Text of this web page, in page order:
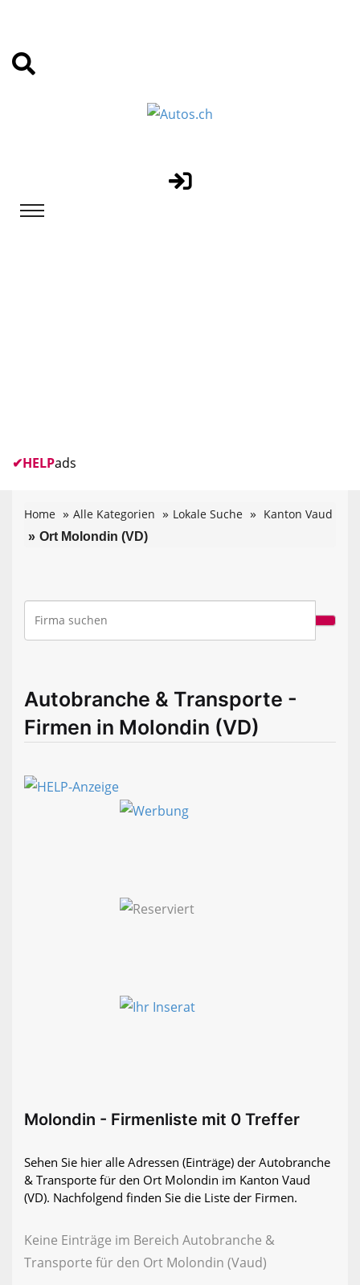
✔HELPads
Home Alle Kategorien Lokale Suche Kanton Vaud
Ort Molondin (VD)
Autobranche & Transporte -
Firmen in Molondin (VD)
Molondin - Firmenliste mit 0 Treffer
Sehen Sie hier alle Adressen (Einträge) der Autobranche
& Transporte für den Ort Molondin im Kanton Vaud
(VD). Nachfolgend finden Sie die Liste der Firmen.
Keine Einträge im Bereich Autobranche &
Transporte für den Ort Molondin (Vaud)